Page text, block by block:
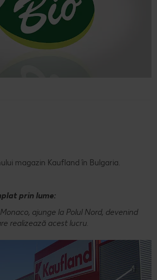
magazin Kaufland în Bulgaria.
prin lume:
ajunge la Polul Nord, devenind
realizează acest lucru.